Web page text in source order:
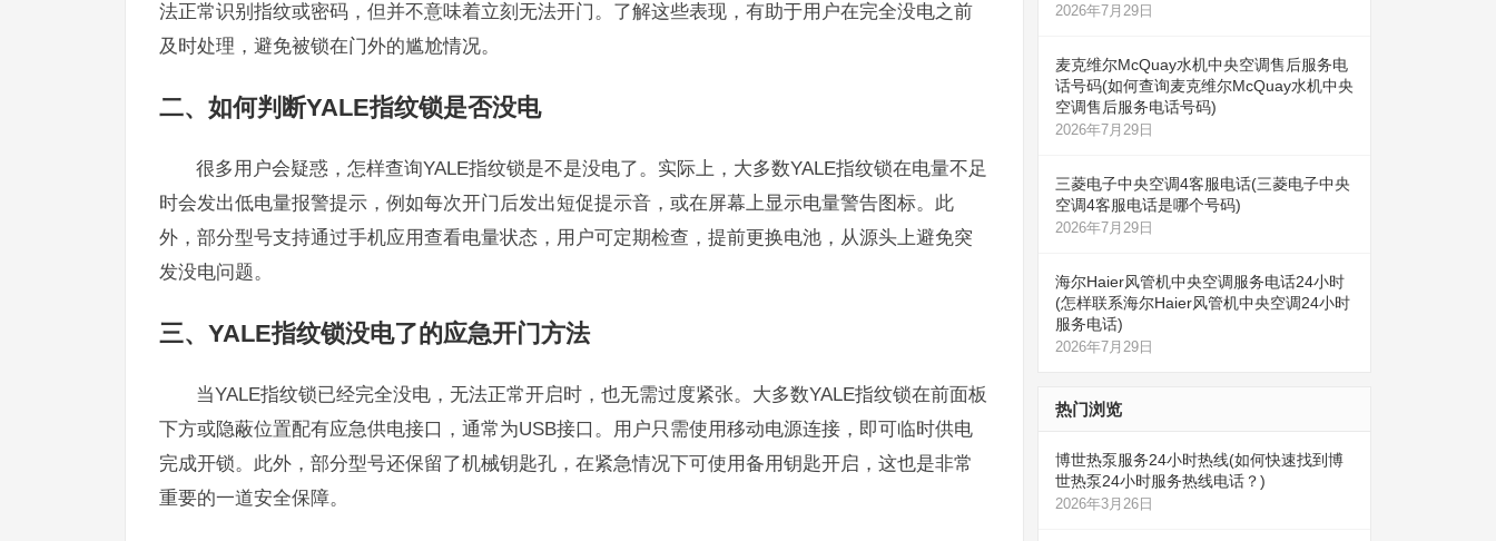
法正常识别指纹或密码，但并不意味着立刻无法开门。了解这些表现，有助于用户在完全没电之前
及时处理，避免被锁在门外的尴尬情况。
二、如何判断YALE指纹锁是否没电
很多用户会疑惑，怎样查询YALE指纹锁是不是没电了。实际上，大多数YALE指纹锁在电量不足
时会发出低电量报警提示，例如每次开门后发出短促提示音，或在屏幕上显示电量警告图标。此
外，部分型号支持通过手机应用查看电量状态，用户可定期检查，提前更换电池，从源头上避免突
发没电问题。
三、YALE指纹锁没电了的应急开门方法
当YALE指纹锁已经完全没电，无法正常开启时，也无需过度紧张。大多数YALE指纹锁在前面板
下方或隐蔽位置配有应急供电接口，通常为USB接口。用户只需使用移动电源连接，即可临时供电
完成开锁。此外，部分型号还保留了机械钥匙孔，在紧急情况下可使用备用钥匙开启，这也是非常
重要的一道安全保障。
2026年7月29日
麦克维尔McQuay水机中央空调售后服务电
话号码(如何查询麦克维尔McQuay水机中央
空调售后服务电话号码)
2026年7月29日
三菱电子中央空调4客服电话(三菱电子中央
空调4客服电话是哪个号码)
2026年7月29日
海尔Haier风管机中央空调服务电话24小时
(怎样联系海尔Haier风管机中央空调24小时
服务电话)
2026年7月29日
热门浏览
博世热泵服务24小时热线(如何快速找到博
世热泵24小时服务热线电话？)
2026年3月26日